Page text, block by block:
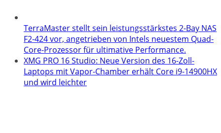
TerraMaster stellt sein leistungsstärkstes 2-Bay NAS
F2-424 vor, angetrieben von Intels neuestem Quad-
Core-Prozessor für ultimative Performance.
XMG PRO 16 Studio: Neue Version des 16-Zoll-
Laptops mit Vapor-Chamber erhält Core i9-14900HX
und wird leichter